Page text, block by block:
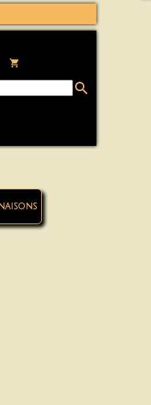
local_grocery_store
search